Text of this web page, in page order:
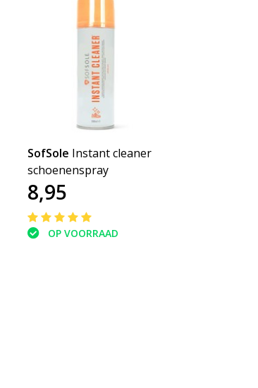
SofSole Instant cleaner
schoenenspray
8,95
OP VOORRAAD